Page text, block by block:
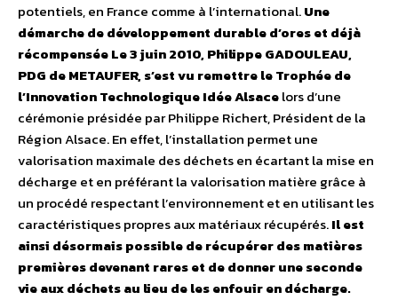
potentiels, en France comme à l’international.Une
démarche de développement durable d’ores et déjà
récompenséeLe 3 juin 2010, Philippe GADOULEAU,
PDG de METAUFER, s’est vu remettre le Trophée de
l’Innovation Technologique Idée Alsacelors d’une
cérémonie présidée par Philippe Richert, Président de la
Région Alsace. En effet, l’installation permet une
valorisation maximale des déchets en écartant la mise en
décharge et en préférant la valorisation matière grâce à
un procédé respectant l’environnement et en utilisant les
caractéristiques propres aux matériaux récupérés.Il est
ainsi désormais possible de récupérer des matières
premières devenant rares et de donner une seconde
vie aux déchets au lieu de les enfouir en décharge.